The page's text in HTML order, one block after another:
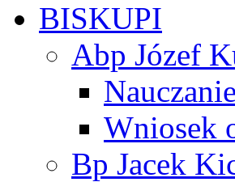
BISKUPI
Abp Józef
Wniosek
Bp Jacek